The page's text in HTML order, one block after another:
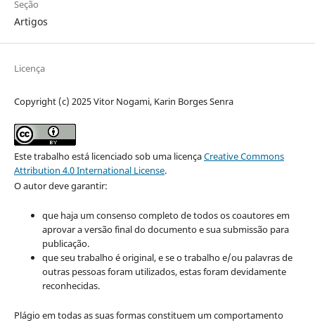
Seção
Artigos
Licença
Copyright (c) 2025 Vitor Nogami, Karin Borges Senra
Este trabalho está licenciado sob uma licençaCreative Commons
Attribution 4.0 International License.
O autor deve garantir:
que haja um consenso completo de todos os coautores em
aprovar a versão final do documento e sua submissão para
publicação.
que seu trabalho é original, e se o trabalho e/ou palavras de
outras pessoas foram utilizados, estas foram devidamente
reconhecidas.
Plágio em todas as suas formas constituem um comportamento